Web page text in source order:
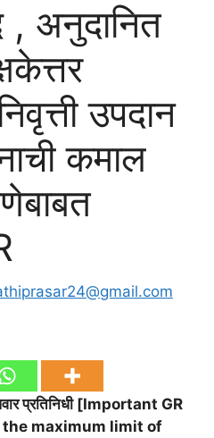
, अनुदानित
उपदान
कमाल
प्रतिनिधी [Important GR
maximum limit of